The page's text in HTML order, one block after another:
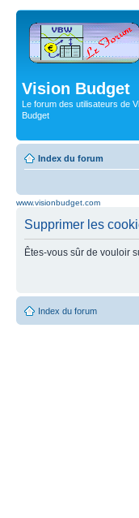
Vision Budget
Le forum des utilisateurs de
Budget
Index du forum
www.visionbudget.com
Supprimer les
Êtes-vous sûr de vouloir
Index du forum